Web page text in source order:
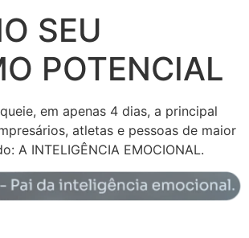
SEU
POTENCIAL
em apenas 4 dias, a principal
atletas e pessoas de maior
A INTELIGÊNCIA EMOCIONAL.